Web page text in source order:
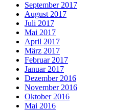
September 2017
August 2017
Juli 2017
Mai 2017
April 2017
März 2017
Februar 2017
Januar 2017
Dezember 2016
November 2016
Oktober 2016
Mai 2016